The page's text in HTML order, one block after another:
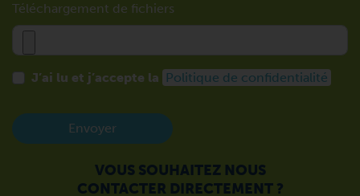
Téléchargement de fichiers
J’ai lu et j’accepte la Politique de confidentialité
Envoyer
VOUS SOUHAITEZ NOUS
CONTACTER DIRECTEMENT ?